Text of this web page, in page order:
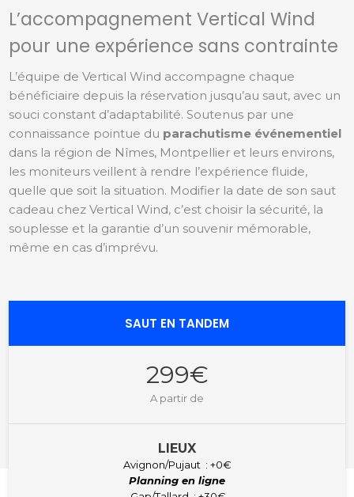
L’accompagnement Vertical Wind
pour une expérience sans contrainte
L’équipe de Vertical Wind accompagne chaque
bénéficiaire depuis la réservation jusqu’au saut, avec un
souci constant d’adaptabilité. Soutenus par une
connaissance pointue du parachutisme événementiel
dans la région de Nîmes, Montpellier et leurs environs,
les moniteurs veillent à rendre l’expérience fluide,
quelle que soit la situation. Modifier la date de son saut
cadeau chez Vertical Wind, c’est choisir la sécurité, la
souplesse et la garantie d’un souvenir mémorable,
même en cas d’imprévu.
SAUT EN TANDEM
299€
A partir de
LIEUX
Avignon/Pujaut : +0€
Planning en ligne